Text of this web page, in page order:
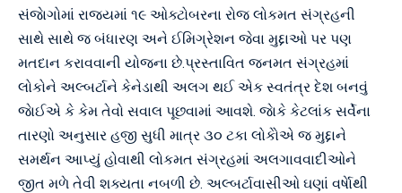
સંજાેગોમાં રાજ્યમાં ૧૯ ઓક્ટોબરના રોજ લોકમત સંગ્રહની
સાથે સાથે જ બંધારણ અને ઈમિગ્રેશન જેવા મુદ્દાઓ પર પણ
મતદાન કરાવવાની યોજના છે.પ્રસ્તાવિત જનમત સંગ્રહમાં
લોકોને અલ્બર્ટાને કેનેડાથી અલગ થઈ એક સ્વતંત્ર દેશ બનવું
જાેઈએ કે કેમ તેવો સવાલ પૂછવામાં આવશે. જાેકે કેટલાંક સર્વેના
તારણો અનુસાર હજી સુધી માત્ર ૩૦ ટકા લોકોેએ જ મુદ્દાને
સમર્થન આપ્યું હોવાથી લોકમત સંગ્રહમાં અલગાવવાદીઓને
જીત મળે તેવી શક્યતા નબળી છે. અલ્બર્ટાવાસીઓ ઘણાં વર્ષાેથી